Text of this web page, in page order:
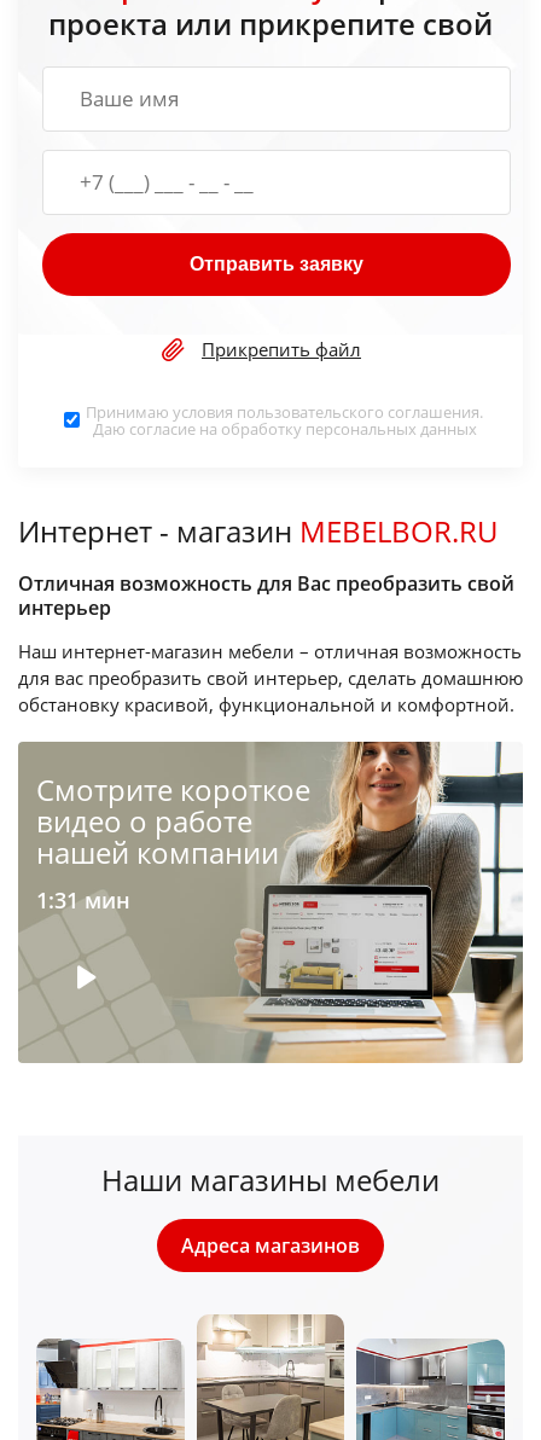
проекта или прикрепите свой
Отправить заявку
Прикрепить файл
Принимаю условия пользовательского соглашения.
Даю согласие на обработку персональных данных
Интернет - магазин MEBELBOR.RU
Отличная возможность для Вас преобразить свой
интерьер
Наш интернет-магазин мебели – отличная возможность
для вас преобразить свой интерьер, сделать домашнюю
обстановку красивой, функциональной и комфортной.
Cмотрите короткое
видео о работе
нашей компании
1:31 мин
Наши магазины мебели
Адреса магазинов